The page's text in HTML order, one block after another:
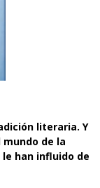
literaria. Y
de la
han influido de